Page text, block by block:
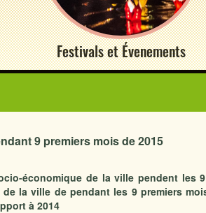
Festivals et Évenements
9 premiers mois de 2015
économique de la ville pendent les
la ville de pendant les 9 premiers
à 2014